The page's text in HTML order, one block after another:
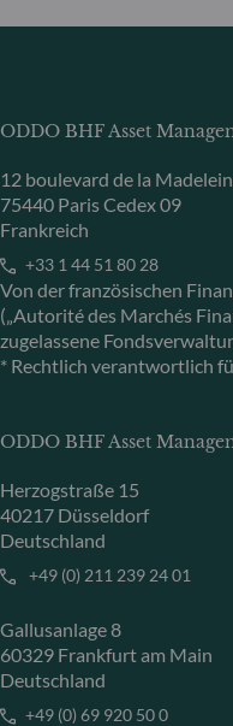
ODDO BHF Asset
12 boulevard de la
75440 Paris Cedex 09
Frankreich
+33 1 44 51 80 28
Von der französischen
(„Autorité des Marchés
zugelassene
* Rechtlich verantwortlich
ODDO BHF Asset
Herzogstraße 15
40217 Düsseldorf
Deutschland
+49 (0) 211 239 24 01
Gallusanlage 8
60329 Frankfurt am Main
Deutschland
+49 (0) 69 920 50 0